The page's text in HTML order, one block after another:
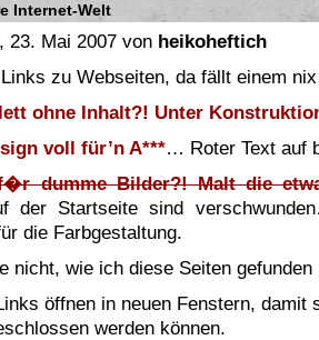
Internet-Welt
23. Mai 2007 von heikoheftich
zu Webseiten, da fällt einem
ohne Inhalt?! Unter
voll für’n A***… Roter Text auf
dumme Bilder?! Malt die
der Startseite sind
die Farbgestaltung.
nicht, wie ich diese Seiten
öffnen in neuen Fenstern, damit
werden können.